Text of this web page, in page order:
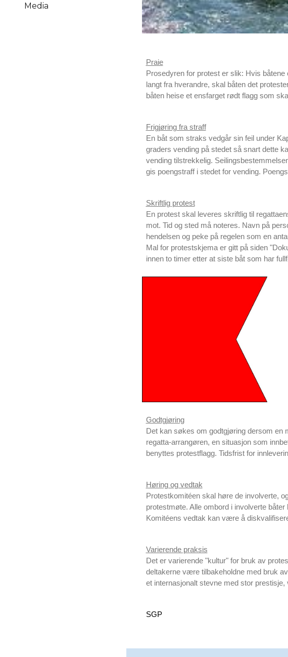
Media
Praie
Prosedyren for protest er slik: Hvis
langt fra hverandre, skal båten det
båten heise et ensfarget rødt flagg som
Frigjøring fra straff
En båt som straks vedgår sin feil under
graders vending på stedet så snart dette
vending tilstrekkelig.
gis poengstraff i stedet for vending.
Skriftlig protest
En protest skal leveres skriftlig til
mot. Tid og sted må noteres. Navn på
hendelsen og peke på regelen som en
Mal for protestskjema er gitt på siden
innen to timer etter at siste båt som har
Godtgjøring
Det kan søkes om godtgjøring dersom en
regatta-arrangøren, en situasjon som
benyttes protestflagg. Tidsfrist for
Høring og vedtak
Protestkomitéen skal høre de involverte,
protestmøte. Alle ombord i involverte
Komitéens vedtak kan være å
Varierende praksis
Det er varierende "kultur" for bruk av
deltakerne være tilbakeholdne med bruk
et internasjonalt stevne med stor
SGP